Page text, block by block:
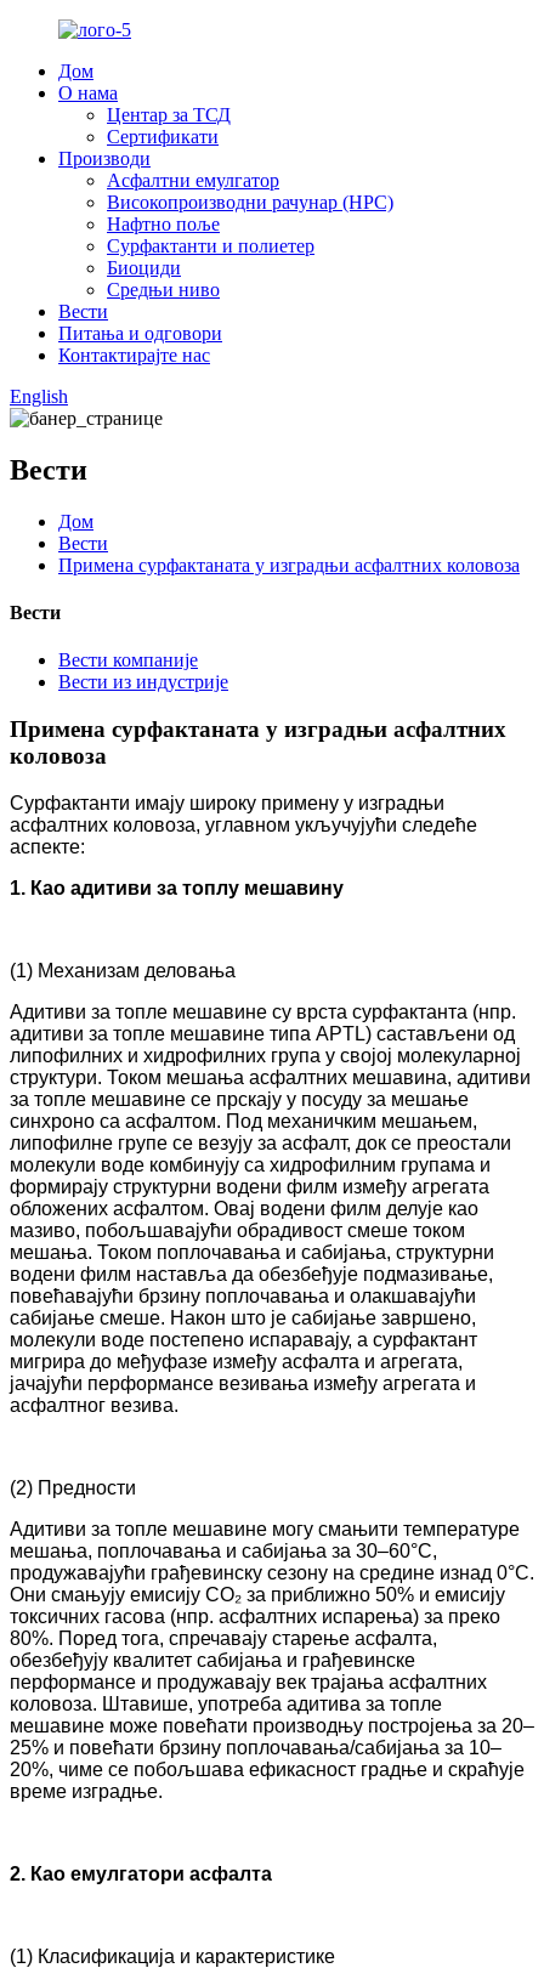
Дом
О нама
Центар за ТСД
Сертификати
Производи
Асфалтни емулгатор
Високопроизводни рачунар (HPC)
Нафтно поље
Сурфактанти и полиетер
Биоциди
Средњи ниво
Вести
Питања и одговори
Контактирајте нас
English
Вести
Дом
Вести
Примена сурфактаната у изградњи асфалтних коловоза
Вести
Вести компаније
Вести из индустрије
Примена сурфактаната у изградњи асфалтних
коловоза
Сурфактанти имају широку примену у изградњи
асфалтних коловоза, углавном укључујући следеће
аспекте:
1. Као адитиви за топлу мешавину
(1) Механизам деловања
Адитиви за топле мешавине су врста сурфактанта (нпр.
адитиви за топле мешавине типа APTL) састављени од
липофилних и хидрофилних група у својој молекуларној
структури. Током мешања асфалтних мешавина, адитиви
за топле мешавине се прскају у посуду за мешање
синхроно са асфалтом. Под механичким мешањем,
липофилне групе се везују за асфалт, док се преостали
молекули воде комбинују са хидрофилним групама и
формирају структурни водени филм између агрегата
обложених асфалтом. Овај водени филм делује као
мазиво, побољшавајући обрадивост смеше током
мешања. Током поплочавања и сабијања, структурни
водени филм наставља да обезбеђује подмазивање,
повећавајући брзину поплочавања и олакшавајући
сабијање смеше. Након што је сабијање завршено,
молекули воде постепено испаравају, а сурфактант
мигрира до међуфазе између асфалта и агрегата,
јачајући перформансе везивања између агрегата и
асфалтног везива.
(2) Предности
Адитиви за топле мешавине могу смањити температуре
мешања, поплочавања и сабијања за 30–60°C,
продужавајући грађевинску сезону на средине изнад 0°C.
Они смањују емисију CO₂ за приближно 50% и емисију
токсичних гасова (нпр. асфалтних испарења) за преко
80%. Поред тога, спречавају старење асфалта,
обезбеђују квалитет сабијања и грађевинске
перформансе и продужавају век трајања асфалтних
коловоза. Штавише, употреба адитива за топле
мешавине може повећати производњу постројења за 20–
25% и повећати брзину поплочавања/сабијања за 10–
20%, чиме се побољшава ефикасност градње и скраћује
време изградње.
2. Као емулгатори асфалта
(1) Класификација и карактеристике